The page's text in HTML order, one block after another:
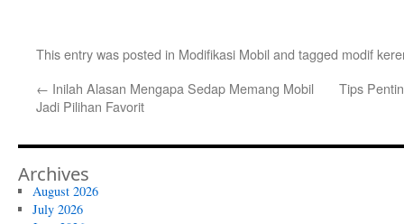
This entry was posted in Modifikasi Mobil and tagged modif
← Inilah Alasan Mengapa Sedap Memang Mobil
Jadi Pilihan Favorit
Tips
Archives
August 2026
July 2026